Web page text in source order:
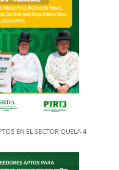
EN EL SECTOR QUELA 4-